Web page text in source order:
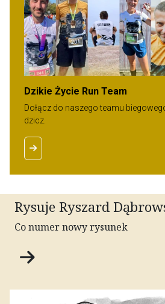
Dzikie Życie Run Team
Dołącz do naszego teamu
dzicz.
Rysuje Ryszard
Co numer nowy rysunek